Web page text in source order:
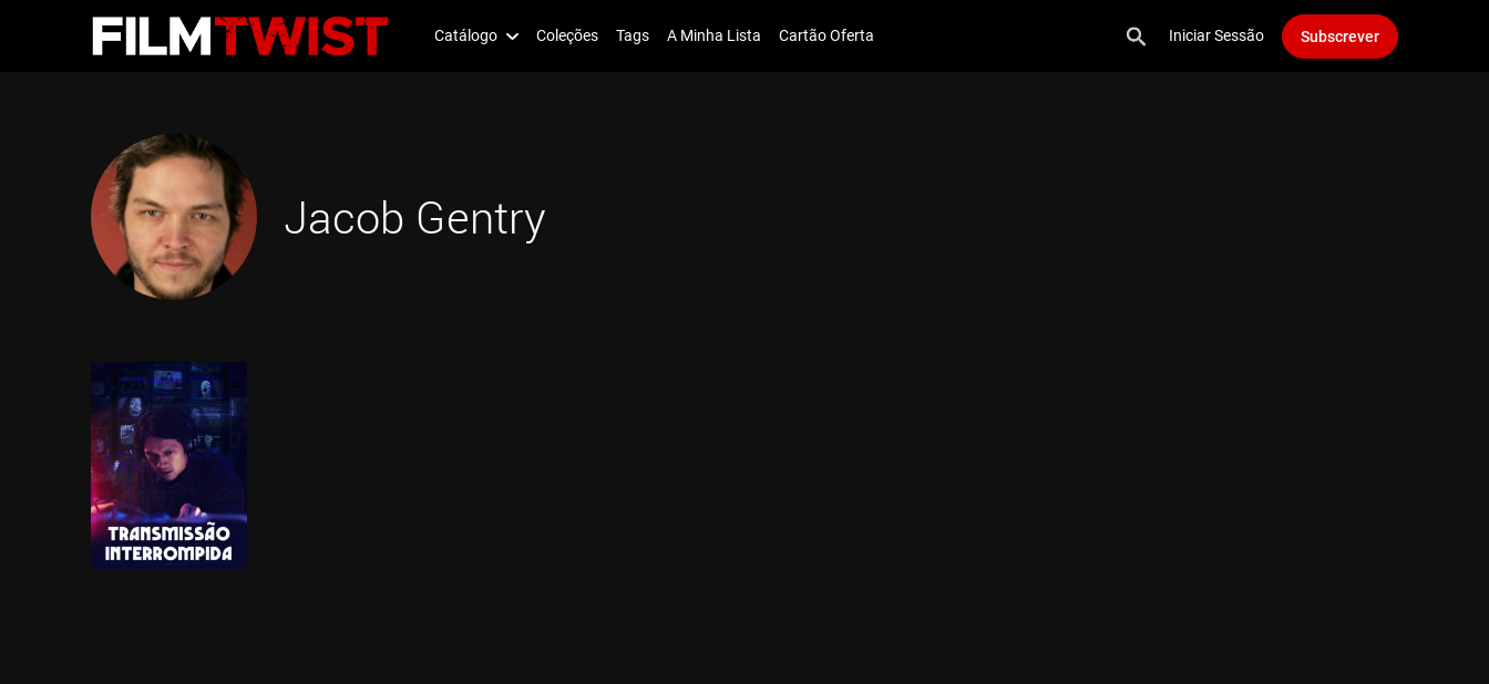
Catálogo Coleções Tags A Minha Lista Cartão Oferta Iniciar Sessão Subscrever
Jacob Gentry